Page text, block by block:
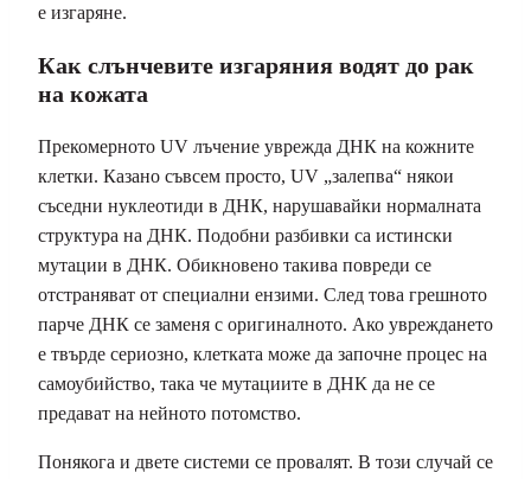
е изгаряне.
Как слънчевите изгаряния водят до рак
на кожата
Прекомерното UV лъчение уврежда ДНК на кожните
клетки. Казано съвсем просто, UV „залепва“ някои
съседни нуклеотиди в ДНК, нарушавайки нормалната
структура на ДНК. Подобни разбивки са истински
мутации в ДНК. Обикновено такива повреди се
отстраняват от специални ензими. След това грешното
парче ДНК се заменя с оригиналното. Ако увреждането
е твърде сериозно, клетката може да започне процес на
самоубийство, така че мутациите в ДНК да не се
предават на нейното потомство.
Понякога и двете системи се провалят. В този случай се